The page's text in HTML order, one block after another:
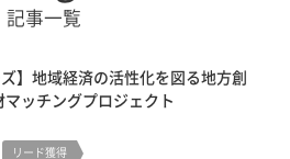
記事一覧
ズ】地域経済の活性化を図る地方創
マッチングプロジェクト
リード獲得